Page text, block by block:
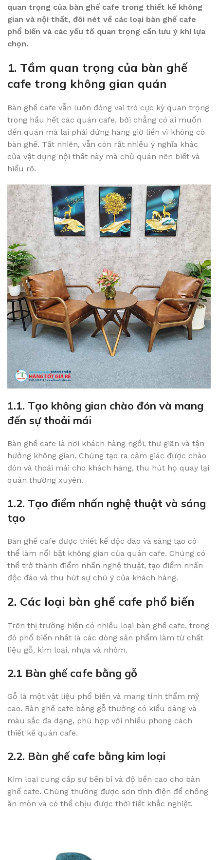
quan trọng của bàn ghế cafe trong thiết kế không
gian và nội thất, đôi nét về các loại bàn ghế cafe
phổ biến và các yếu tố quan trọng cần lưu ý khi lựa
chọn.
1. Tầm quan trọng của bàn ghế
cafe trong không gian quán
Bàn ghế cafe vẫn luôn đóng vai trò cực kỳ quan trọng
trong hầu hết các quán cafe, bởi chẳng có ai muốn
đến quán mà lại phải đứng hàng giờ liền vì không có
bàn ghế. Tất nhiên, vẫn còn rất nhiều ý nghĩa khác
của vật dụng nội thất này mà chủ quán nên biết và
hiểu rõ.
1.1. Tạo không gian chào đón và mang
đến sự thoải mái
Bàn ghế cafe là nơi khách hàng ngồi, thư giãn và tận
hưởng không gian. Chúng tạo ra cảm giác được chào
đón và thoải mái cho khách hàng, thu hút họ quay lại
quán thường xuyên.
1.2. Tạo điểm nhấn nghệ thuật và sáng
tạo
Bàn ghế cafe được thiết kế độc đáo và sáng tạo có
thể làm nổi bật không gian của quán cafe. Chúng có
thể trở thành điểm nhấn nghệ thuật, tạo điểm nhấn
độc đáo và thu hút sự chú ý của khách hàng.
2. Các loại bàn ghế cafe phổ biến
Trên thị trường hiện có nhiều loại bàn ghế cafe, trong
đó phổ biến nhất là các dòng sản phẩm làm từ chất
liệu gỗ, kim loại, nhựa và nhôm.
2.1 Bàn ghế cafe bằng gỗ
Gỗ là một vật liệu phổ biến và mang tính thẩm mỹ
cao. Bàn ghế cafe bằng gỗ thường có kiểu dáng và
màu sắc đa dạng, phù hợp với nhiều phong cách
thiết kế quán cafe.
2.2. Bàn ghế cafe bằng kim loại
Kim loại cung cấp sự bền bỉ và độ bền cao cho bàn
ghế cafe. Chúng thường được sơn tĩnh điện để chống
ăn mòn và có thể chịu được thời tiết khắc nghiệt.